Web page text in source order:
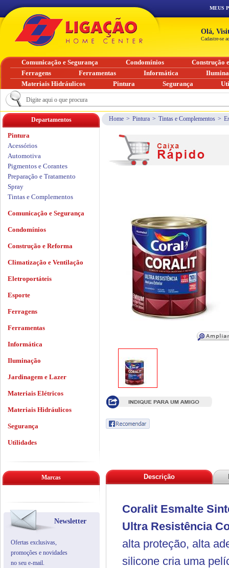
Home > Pintura > Tintas e Complementos >
Descrição
Coralit Esmalte
Ultra Resistência
alta proteção, alta
silicone cria uma
Departamentos
Pintura
Acessórios
Automotiva
Pigmentos e Corantes
Preparação e Tratamento
Spray
Tintas e Complementos
Comunicação e Segurança
Condomínios
Construção e Reforma
Climatização e Ventilação
Eletroportáteis
Esporte
Ferragens
Ferramentas
Informática
Iluminação
Jardinagem e Lazer
Materiais Elétricos
Materiais Hidráulicos
Segurança
Utilidades
Marcas
Newsletter
Ofertas exclusivas,
promoções e novidades
no seu e-mail.
MEUS
Olá,
Cadastre-se
Comunicação e Segurança Condomínios
Construção
Ferragens
Ferramentas Informática
Materiais Hidráulicos
Pintura Segurança